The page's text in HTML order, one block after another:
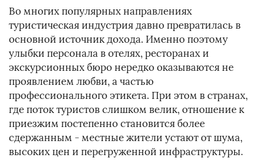
Во многих популярных направлениях
туристическая индустрия давно превратилась в
основной источник дохода. Именно поэтому
улыбки персонала в отелях, ресторанах и
экскурсионных бюро нередко оказываются не
проявлением любви, а частью
профессионального этикета. При этом в странах,
где поток туристов слишком велик, отношение к
приезжим постепенно становится более
сдержанным - местные жители устают от шума,
высоких цен и перегруженной инфраструктуры.